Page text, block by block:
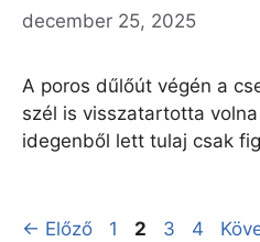
december 25, 2025
A poros dűlőút végén a
szél is visszatartotta
idegenből lett tulaj csak
← Előző Oldal
1 Oldal
2 Oldal
3 Oldal
4